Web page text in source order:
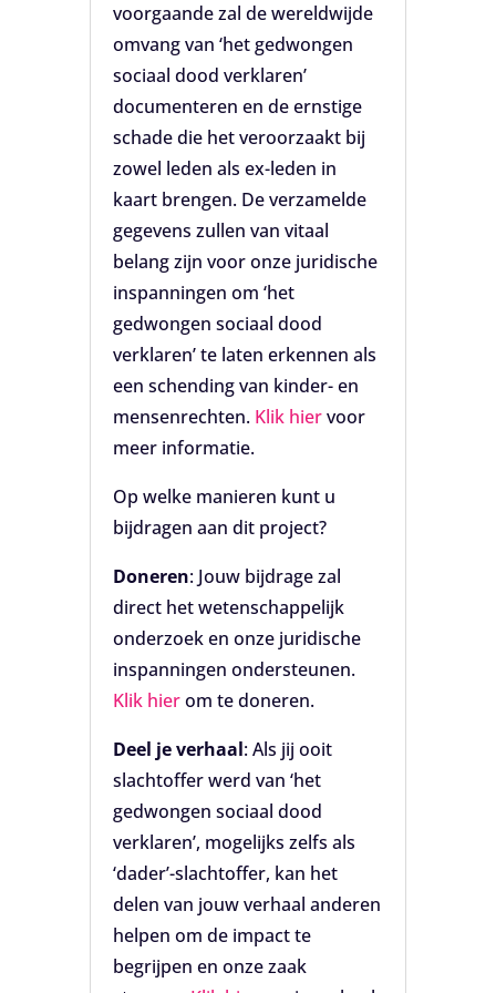
voorgaande zal de wereldwijde
omvang van ‘het gedwongen
sociaal dood verklaren’
documenteren en de ernstige
schade die het veroorzaakt bij
zowel leden als ex-leden in
kaart brengen. De verzamelde
gegevens zullen van vitaal
belang zijn voor onze juridische
inspanningen om ‘het
gedwongen sociaal dood
verklaren’ te laten erkennen als
een schending van kinder- en
mensenrechten. Klik hiervoor
meer informatie.
Op welke manieren kunt u
bijdragen aan dit project?
Doneren: Jouw bijdrage zal
direct het wetenschappelijk
onderzoek en onze juridische
inspanningen ondersteunen.
Klik hierom te doneren.
Deel je verhaal: Als jij ooit
slachtoffer werd van ‘het
gedwongen sociaal dood
verklaren’, mogelijks zelfs als
‘dader’-slachtoffer, kan het
delen van jouw verhaal anderen
helpen om de impact te
begrijpen en onze zaak